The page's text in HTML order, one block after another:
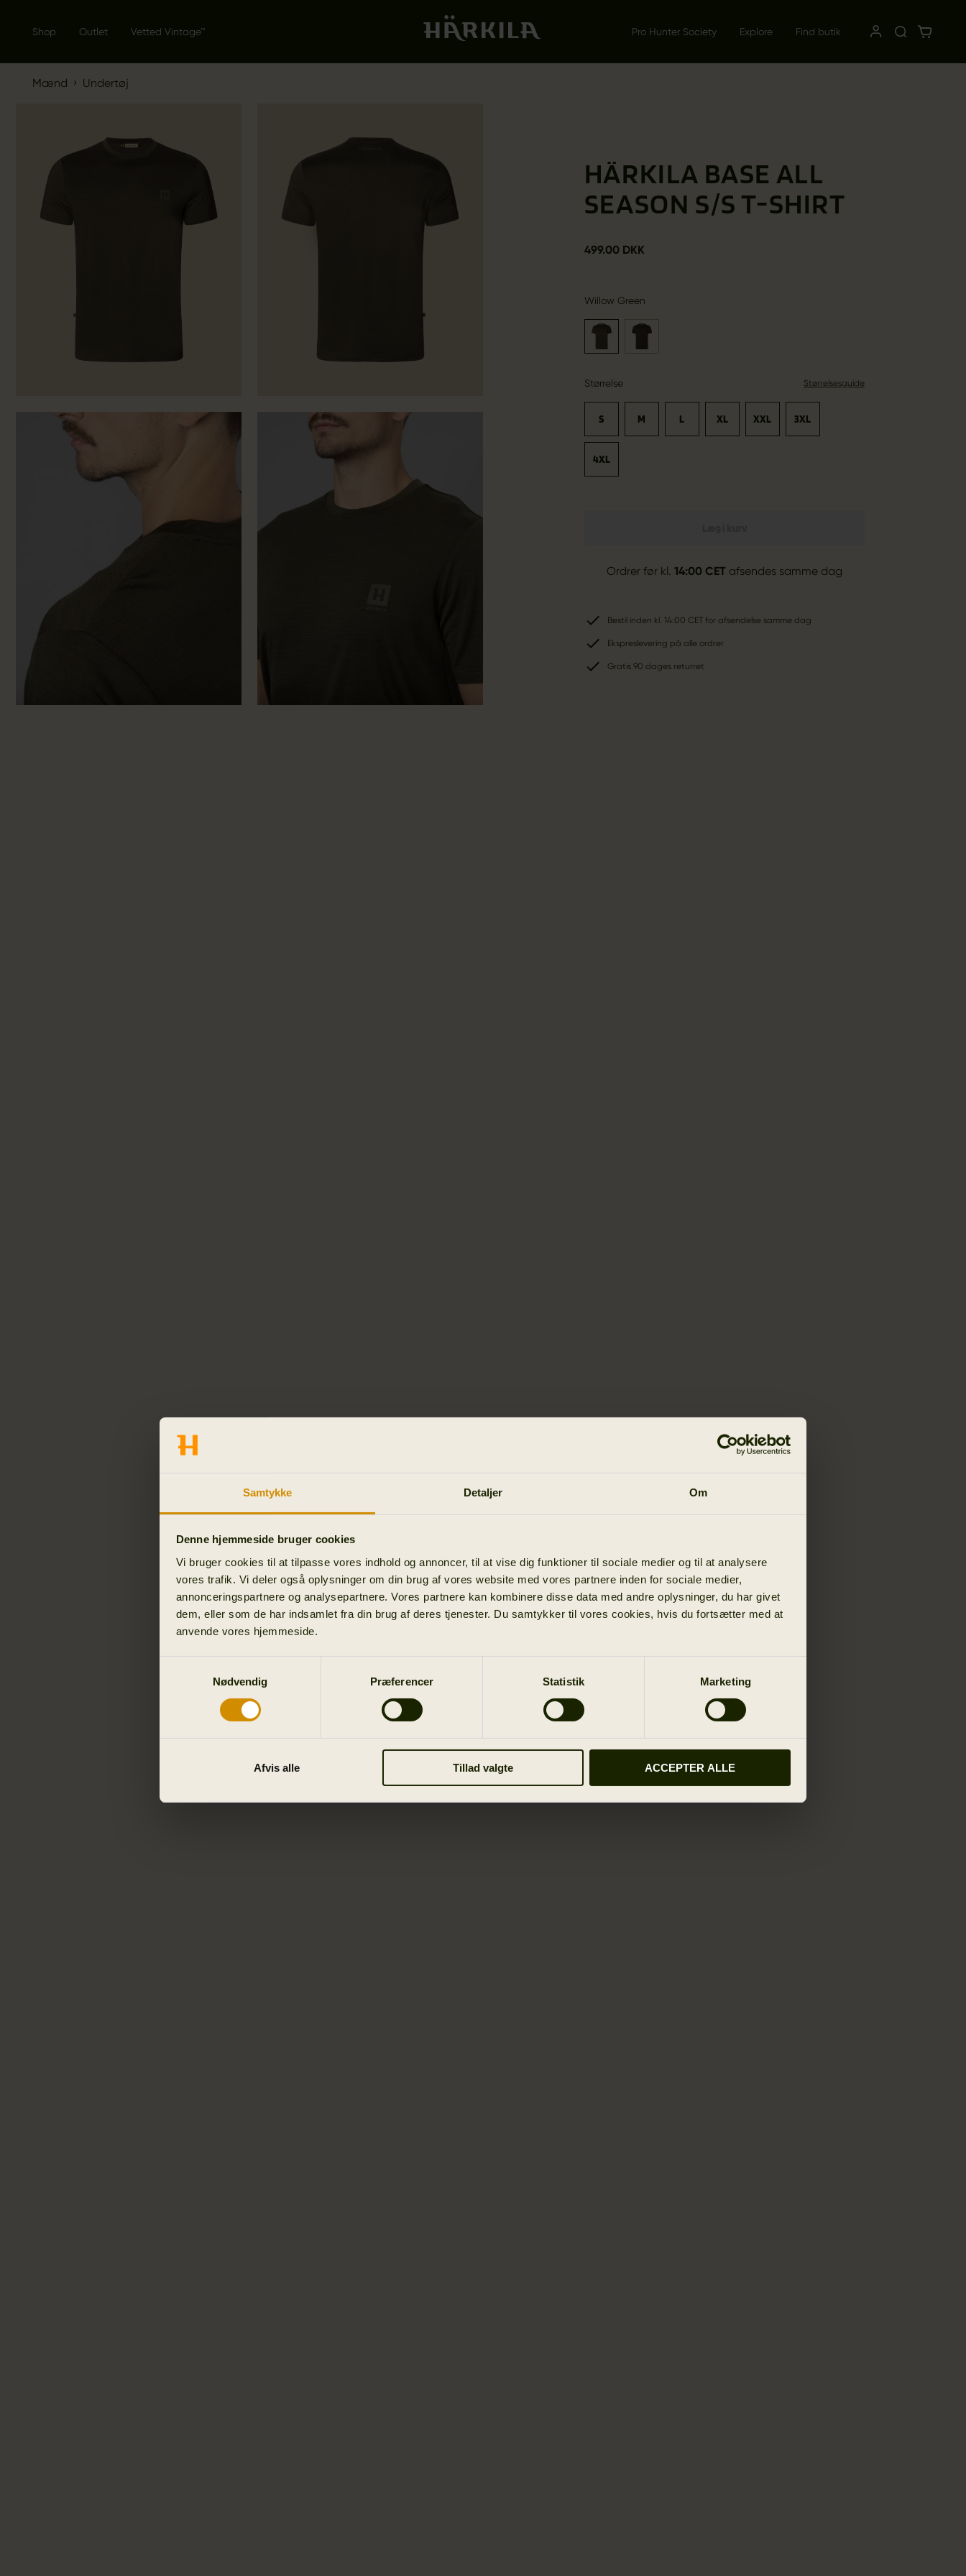
Samtykke Detaljer Om
Denne hjemmeside bruger cookies
Vi bruger cookies til at tilpasse vores indhold og annoncer, til at vise dig funktioner til sociale medier og til at analysere
vores trafik. Vi deler også oplysninger om din brug af vores website med vores partnere inden for sociale medier,
annonceringspartnere og analysepartnere. Vores partnere kan kombinere disse data med andre oplysninger, du har givet
dem, eller som de har indsamlet fra din brug af deres tjenester. Du samtykker til vores cookies, hvis du fortsætter med at
anvende vores hjemmeside.
Nødvendig
Præferencer Statistik Marketing
Afvis alle Tillad valgte ACCEPTER ALLE
Shop Outlet Vetted Vintage™ Pro Hunter Society Explore Find butik
Mænd › Undertøj
HÄRKILA BASE ALL
SEASON S/S T-SHIRT
499.00 DKK
Willow Green
Størrelse Størrelsesguide
S M L XL XXL 3XL
4XL
Ordrer før kl. 14:00 CET afsendes samme dag
Bestil inden kl. 14:00 CET for afsendelse samme dag
Ekspreslevering på alle ordrer
Gratis 90 dages returret